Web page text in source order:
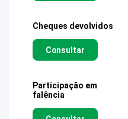
Cheques devolvidos
Consultar
Participação em
falência